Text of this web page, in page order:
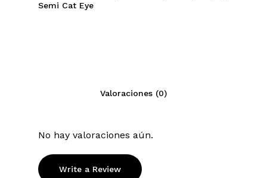
Semi Cat Eye
Valoraciones (0)
No hay valoraciones aún.
Write a Review